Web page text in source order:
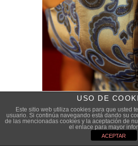
USO DE
Este sitio web utiliza cookies para que usted
usuario. Si continúa navegando está dando su
de las mencionadas cookies y la aceptación de
el enlace para mayor
ACEPTAR